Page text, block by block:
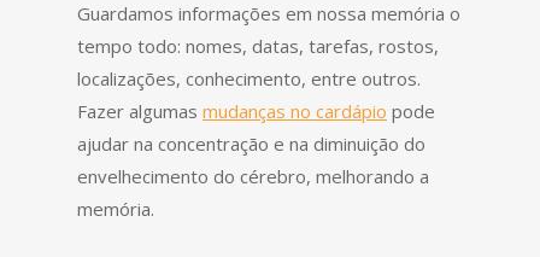
Guardamos informações em nossa memória o
tempo todo: nomes, datas, tarefas, rostos,
localizações, conhecimento, entre outros.
Fazer algumas mudanças no cardápio pode
ajudar na concentração e na diminuição do
envelhecimento do cérebro, melhorando a
memória.